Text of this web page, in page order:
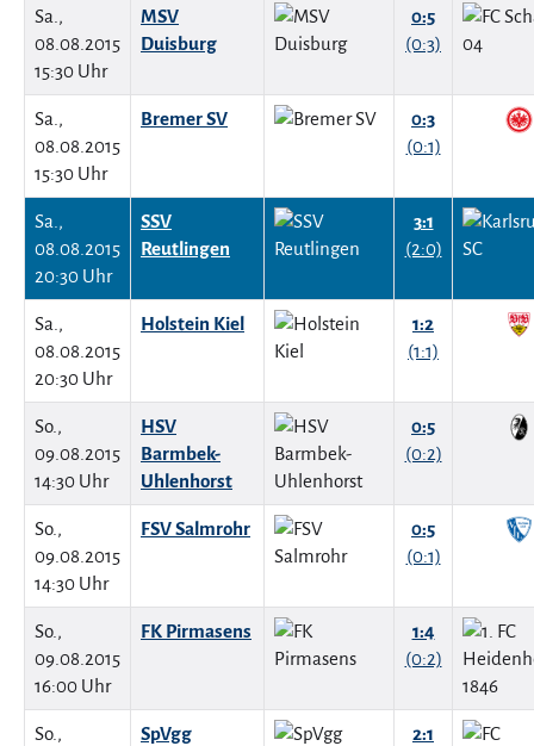
Sa.,
08.08.2015
15:30 Uhr
MSV
Duisburg
0:5
(0:3)
Sa.,
08.08.2015
15:30 Uhr
Bremer SV
0:3
(0:1)
Sa.,
08.08.2015
20:30 Uhr
SSV
Reutlingen
3:1
(2:0)
Sa.,
08.08.2015
20:30 Uhr
Holstein Kiel
1:2
(1:1)
So.,
09.08.2015
14:30 Uhr
HSV
Barmbek-
Uhlenhorst
0:5
(0:2)
So.,
09.08.2015
14:30 Uhr
FSV Salmrohr
0:5
(0:1)
So.,
09.08.2015
16:00 Uhr
FK Pirmasens
1:4
(0:2)
So.,
SpVgg
2:1